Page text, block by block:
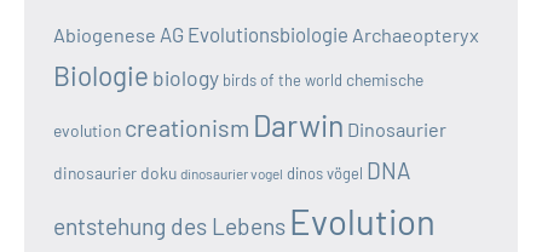
Abiogenese AG Evolutionsbiologie Archaeopteryx
Biologie biology birds of the world chemische
evolution creationism Darwin Dinosaurier
dinosaurier doku dinosaurier vogel dinos vögel DNA
entstehung des Lebens Evolution